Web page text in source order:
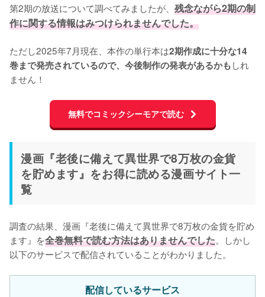
第2期の放送について調べてみましたが、 残念ながら2期の制
作に関する情報はみつけられませんでした。
ただし2025年7月現在、本作の単行本は2期作成に十分な14
巻まで発売されているので、今後制作の発表があるかもしれ
ません！
無料でコミックシーモアで読む
漫画『老後に備えて異世界で8万枚の金貨
を貯めます』をお得に読める漫画サイト一
覧
調査の結果、漫画『老後に備えて異世界で8万枚の金貨を貯め
ます』を全巻無料で読む方法はありませんでした。しかし
以下のサービスで配信されていることがわかりました。
配信しているサービス